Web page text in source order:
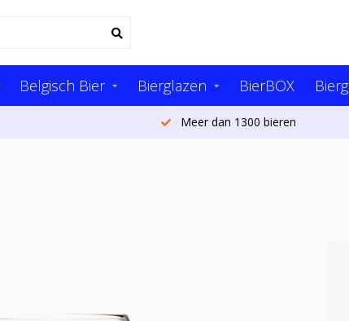
Belgisch Bier Bierglazen BierBOX
Meer dan 1300 bieren